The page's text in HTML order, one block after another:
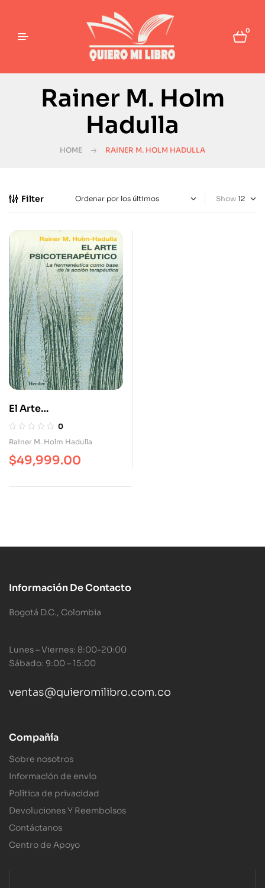
0
Rainer M. Holm
Hadulla
HOME RAINER M. HOLM HADULLA
Filter Show
El Arte
Psicoterapéutico. La
Hermenéutica Como
Terapéutica
0
Rainer M. Holm Hadulla
$49,999.00
Información De Contacto
Bogotá D.C., Colombia
Lunes – Viernes: 8:00-20:00
Sábado: 9:00 – 15:00
ventas@quieromilibro.com.co
Compañía
Sobre nosotros
Información de envío
Política de privacidad
Devoluciones Y Reembolsos
Contáctanos
Centro de Apoyo